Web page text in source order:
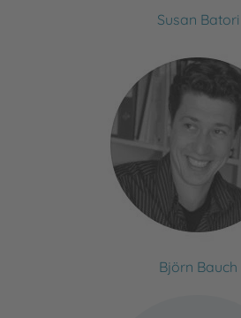
Susan Batori
Björn Bauch